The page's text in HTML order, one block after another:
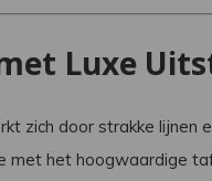
Luxe
zich door strakke lijnen
met het hoogwaardige